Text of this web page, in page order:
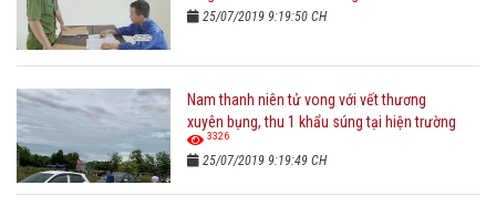
25/07/2019 9:19:50 CH
Nam thanh niên tử vong với vết thương
xuyên bụng, thu 1 khẩu súng tại hiện trường
3326
25/07/2019 9:19:49 CH